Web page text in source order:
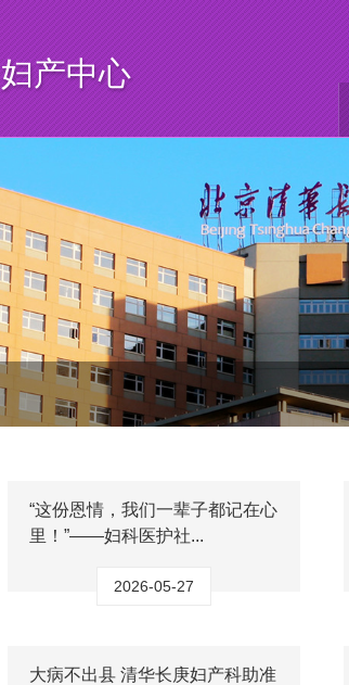
妇产中心
“这份恩情，我们一辈子都记在心
里！”——妇科医护社...
2026-05-27
大病不出县 清华长庚妇产科助准